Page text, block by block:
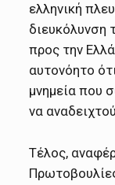
ελληνική
διευκόλυνση
προς την
αυτονόητο
μνημεία που
να
Τέλος,